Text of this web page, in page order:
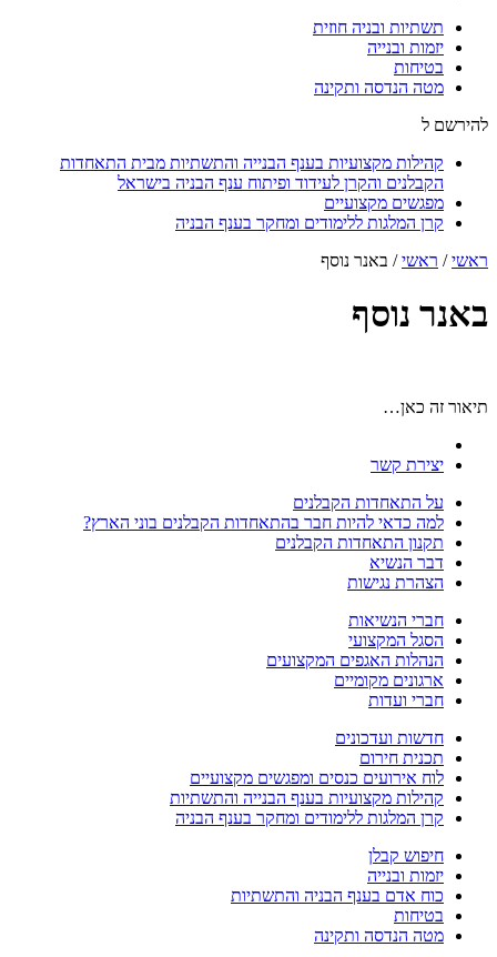
תשתיות ובניה חוזית
יזמות ובנייה
בטיחות
מטה הנדסה ותקינה
להירשם ל
קהילות מקצועיות בענף הבנייה והתשתיות מבית התאחדות
הקבלנים והקרן לעידוד ופיתוח ענף הבניה בישראל
מפגשים מקצועיים
קרן המלגות ללימודים ומחקר בענף הבניה
ראשי/ ראשי/ באנר נוסף
באנר נוסף
תיאור זה כאן…
יצירת קשר
על התאחדות הקבלנים
למה כדאי להיות חבר בהתאחדות הקבלנים בוני הארץ?
תקנון התאחדות הקבלנים
דבר הנשיא
הצהרת נגישות
חברי הנשיאות
הסגל המקצועי
הנהלות האגפים המקצועים
ארגונים מקומיים
חברי ועדות
חדשות ועדכונים
תכנית חירום
לוח אירועים כנסים ומפגשים מקצועיים
קהילות מקצועיות בענף הבנייה והתשתיות
קרן המלגות ללימודים ומחקר בענף הבניה
חיפוש קבלן
יזמות ובנייה
כוח אדם בענף הבניה והתשתיות
בטיחות
מטה הנדסה ותקינה